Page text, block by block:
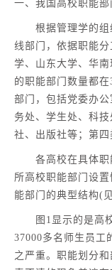
一、我国高校职能
根据管理学的组织
线部门，依据职能
学、山东大学、华
的职能部门数量都
部门，包括党委办
务处、学生处、科
社、出版社等；第四
各高校在具体职能
所高校职能部门设
能部门的典型结构(
图1显示的是高校
37000多名师生员工
之严重。职能划分